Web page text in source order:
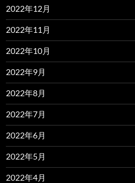
2022年12月
2022年11月
2022年10月
2022年9月
2022年8月
2022年7月
2022年6月
2022年5月
2022年4月